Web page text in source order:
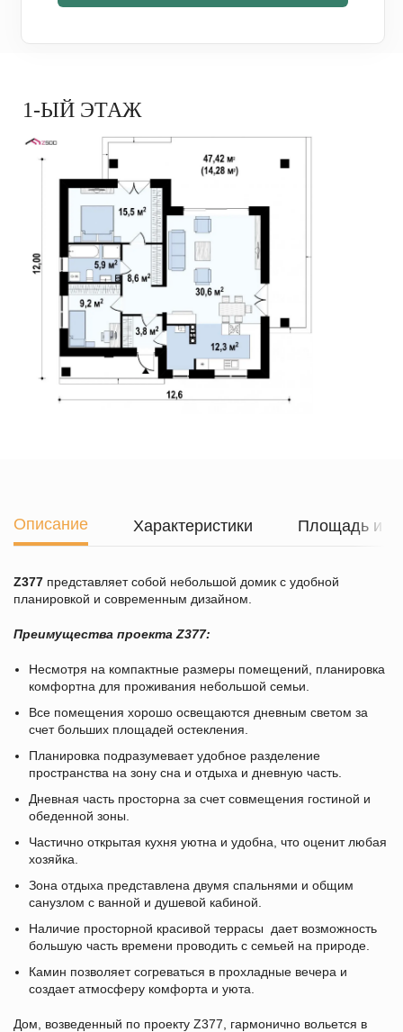
1-ЫЙ ЭТАЖ
Описание Характеристики Площадь и
Z377 представляет собой небольшой домик с удобной
планировкой и современным дизайном.
Преимущества проекта Z377:
Несмотря на компактные размеры помещений, планировка
комфортна для проживания небольшой семьи.
Все помещения хорошо освещаются дневным светом за
счет больших площадей остекления.
Планировка подразумевает удобное разделение
пространства на зону сна и отдыха и дневную часть.
Дневная часть просторна за счет совмещения гостиной и
обеденной зоны.
Частично открытая кухня уютна и удобна, что оценит любая
хозяйка.
Зона отдыха представлена двумя спальнями и общим
санузлом с ванной и душевой кабиной.
Наличие просторной красивой террасы дает возможность
большую часть времени проводить с семьей на природе.
Камин позволяет согреваться в прохладные вечера и
создает атмосферу комфорта и уюта.
Дом, возведенный по проекту Z377, гармонично вольется в